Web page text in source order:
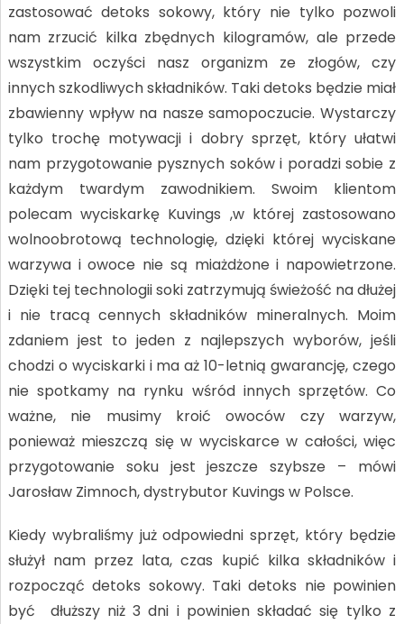
zastosować detoks sokowy, który nie tylko pozwoli
nam zrzucić kilka zbędnych kilogramów, ale przede
wszystkim oczyści nasz organizm ze złogów, czy
innych szkodliwych składników. Taki detoks będzie miał
zbawienny wpływ na nasze samopoczucie. Wystarczy
tylko trochę motywacji i dobry sprzęt, który ułatwi
nam przygotowanie pysznych soków i poradzi sobie z
każdym twardym zawodnikiem. Swoim klientom
polecam wyciskarkę Kuvings ,w której zastosowano
wolnoobrotową technologię, dzięki której wyciskane
warzywa i owoce nie są miażdżone i napowietrzone.
Dzięki tej technologii soki zatrzymują świeżość na dłużej
i nie tracą cennych składników mineralnych. Moim
zdaniem jest to jeden z najlepszych wyborów, jeśli
chodzi o wyciskarki i ma aż 10-letnią gwarancję, czego
nie spotkamy na rynku wśród innych sprzętów. Co
ważne, nie musimy kroić owoców czy warzyw,
ponieważ mieszczą się w wyciskarce w całości, więc
przygotowanie soku jest jeszcze szybsze – mówi
Jarosław Zimnoch, dystrybutor Kuvings w Polsce.
Kiedy wybraliśmy już odpowiedni sprzęt, który będzie
służył nam przez lata, czas kupić kilka składników i
rozpocząć detoks sokowy. Taki detoks nie powinien
być dłuższy niż 3 dni i powinien składać się tylko z